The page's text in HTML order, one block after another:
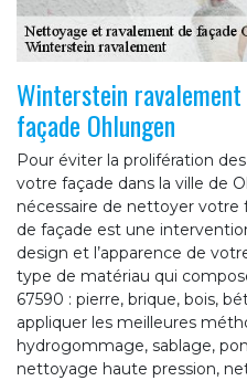
Winterstein
façade Ohlungen
Pour éviter la prolifération
votre façade dans la ville de
nécessaire de nettoyer votre
de façade est une
design et l’apparence de
type de matériau qui
67590 : pierre, brique, bois,
appliquer les meilleures
hydrogommage, sablage,
nettoyage haute pression,